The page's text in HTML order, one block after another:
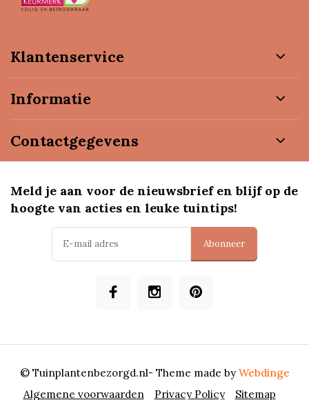
Klantenservice
Informatie
Contactgegevens
Meld je aan voor de nieuwsbrief en blijf op de
hoogte van acties en leuke tuintips!
Abonneer
Algemene voorwaarden Privacy Policy Sitemap
© Tuinplantenbezorgd.nl- Theme made byWebdinge